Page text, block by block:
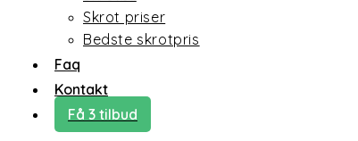
Skrot priser
Bedste skrotpris
Faq
Kontakt
Få 3 tilbud